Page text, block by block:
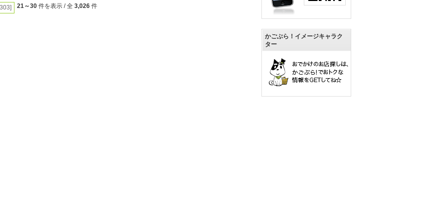
21～30 件を表示 / 全 3,026 件
かごぶら！イメージキャラク
ター